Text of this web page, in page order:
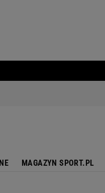
MAGAZYN SPORT.PL